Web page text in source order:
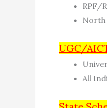
RPF/
North
UGC/
All